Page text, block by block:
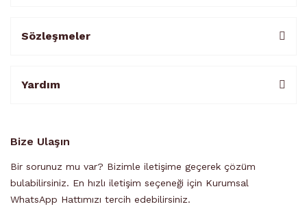
Sözleşmeler
Yardım
Bize Ulaşın
Bir sorunuz mu var? Bizimle iletişime geçerek çözüm
bulabilirsiniz. En hızlı iletişim seçeneği için Kurumsal
WhatsApp Hattımızı tercih edebilirsiniz.